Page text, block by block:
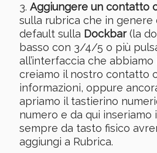
Aggiungere un contatto
sulla rubrica che in genere
default sulla Dockbar(la
basso con 3/4/5 o più
all’interfaccia che
creiamo il nostro contatto
informazioni, oppure
apriamo il tastierino
numero e da qui inseriamo
sempre da tasto fisico
aggiungi a Rubrica.